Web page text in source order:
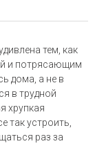
тем, как
и потрясающим
дома, а не в
в трудной
хрупкая
так устроить,
раз за